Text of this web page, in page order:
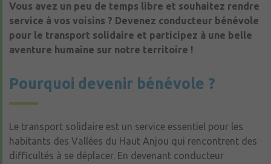
Vous avez un peu de temps libre et souhaitez rendre
service à vos voisins ? Devenez conducteur bénévole
pour le transport solidaire et participez à une belle
aventure humaine sur notre territoire !
Pourquoi devenir bénévole ?
Le transport solidaire est un service essentiel pour les
habitants des Vallées du Haut Anjou qui rencontrent des
difficultés à se déplacer. En devenant conducteur